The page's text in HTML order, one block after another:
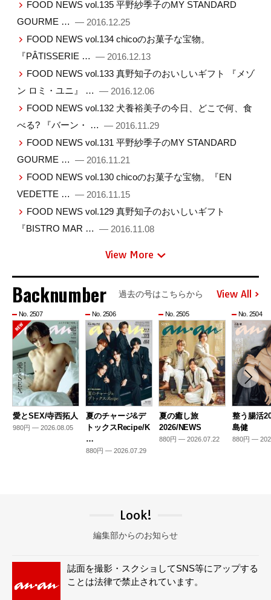
FOOD NEWS vol.135 平野紗季子のMY STANDARD
GOURME … — 2016.12.25
FOOD NEWS vol.134 chicoのお菓子な宝物。
『PÂTISSERIE … — 2016.12.13
FOOD NEWS vol.133 真野知子のおいしいギフト 『メゾ
ン ロミ・ユニ』 … — 2016.12.06
FOOD NEWS vol.132 犬養裕美子の今日、どこで何、食
べる? 『バーン・ … — 2016.11.29
FOOD NEWS vol.131 平野紗季子のMY STANDARD
GOURME … — 2016.11.21
FOOD NEWS vol.130 chicoのお菓子な宝物。『EN
VEDETTE … — 2016.11.15
FOOD NEWS vol.129 真野知子のおいしいギフト
『BISTRO MAR … — 2016.11.08
View More
Backnumber 過去の号はこちらから View All
No. 2507
愛とSEX/寺西拓人
980円 — 2026.08.05
No. 2506
夏のチャージ&デ
トックスRecipe/K
…
880円 — 2026.07.29
No. 2505
夏の癒し旅
2026/NEWS
880円 — 2026.07.22
No. 2504
整う腸活
島健
880円 —
Look!
編集部からのお知らせ
誌面を撮影・スクショしてSNS等にアップする
ことは法律で禁止されています。